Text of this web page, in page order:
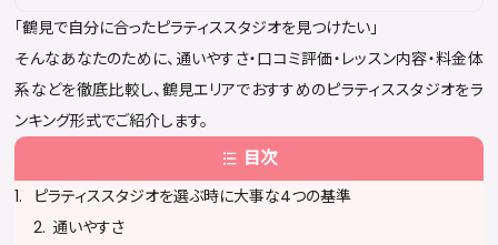
を担当。その後、国際的なピラティス資格団体「Peak
Pilates」の認定資格を取得し、指導歴は通算5年に及ぶ。現
療現場で培った解剖学・運動療法の専門知識を土台に、身体
の仕組みに基づいた本質的な姿勢改善・疼痛ケアを提供し
ている。出勤枠は公開後すぐに満員となることが多く、キャン
セル待ちが続出するほどの人気を誇る。
「鶴見で自分に合ったピラティススタジオを見つけたい」
そんなあなたのために、通いやすさ・口コミ評価・レッスン内容・料金体
系などを徹底比較し、鶴見エリアでおすすめのピラティススタジオをラ
ンキング形式でご紹介します。
目次
ピラティススタジオを選ぶ時に大事な4つの基準
通いやすさ